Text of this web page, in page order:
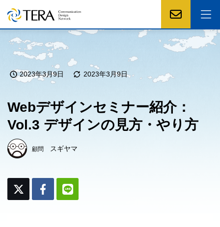
2023年3月9日 2023年3月9日
Webデザインセミナー紹介：
Vol.3 デザインの見方・やり方
顧問 スギヤマ